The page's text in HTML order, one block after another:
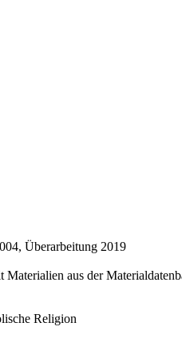
Überarbeitung 2019
aus der
Religion